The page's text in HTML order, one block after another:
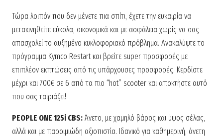
Τώρα λοιπόν που δεν μένετε πια σπίτι, έχετε την ευκαιρία να
μετακινηθείτε εύκολα, οικονομικά και με ασφάλεια χωρίς να σας
απασχολεί το αυξημένο κυκλοφοριακό πρόβλημα. Ανακαλύψτε το
πρόγραμμα Kymco Restart και βρείτε super προσφορές με
επιπλέον εκπτώσεις από τις υπάρχουσες προσφορές. Κερδίστε
μέχρι και 700€ σε 6 από τα πιο “hot” scooter και αποκτήστε αυτό
που σας ταιριάζει!
PEOPLE ONE 125i CBS: Άνετο, με χαμηλό βάρος και ύψος σέλας,
αλλά και με παροιμιώδη αξιοπιστία. Ιδανικό για καθημερινή, άνετη